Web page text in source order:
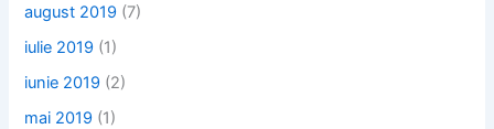
august 2019 (7)
iulie 2019 (1)
iunie 2019 (2)
mai 2019 (1)